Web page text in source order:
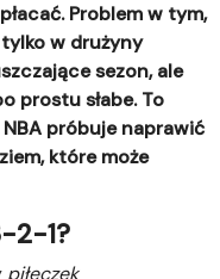
Problem w tym,
w drużyny
sezon, ale
prostu słabe. To
próbuje naprawić
które może
2-1?
piłeczek